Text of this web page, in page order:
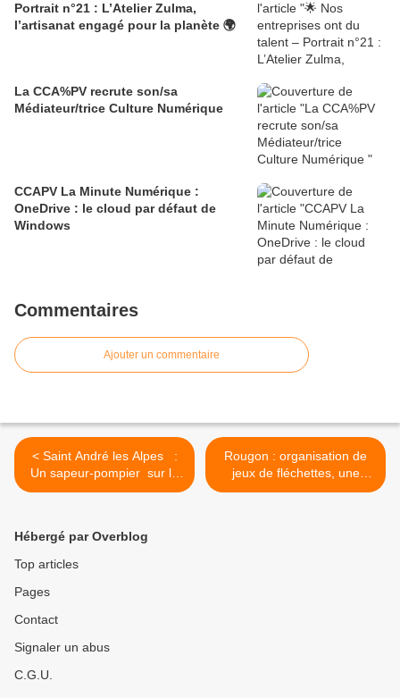
Portrait n°21 : L’Atelier Zulma,
l’artisanat engagé pour la planète 🌍
La CCA%PV recrute son/sa
Médiateur/trice Culture Numérique
CCAPV La Minute Numérique :
OneDrive : le cloud par défaut de
Windows​​​​​​​
Commentaires
Ajouter un commentaire
< Saint André les Alpes :
Un sapeur-pompier sur le
tour de France avec
Rougon : organisation de
jeux de fléchettes, une
animation réussie >
Hébergé par Overblog
Top articles
Pages
Contact
Signaler un abus
C.G.U.